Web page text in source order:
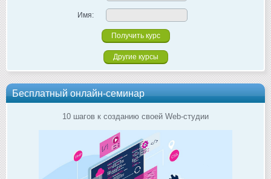
Имя:
Другие курсы
Бесплатный онлайн-семинар
10 шагов к созданию своей Web-студии